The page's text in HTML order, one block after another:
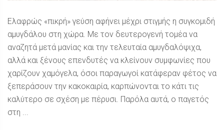
Ελαφρώς «πικρή» γεύση αφήνει μέχρι στιγμής η συγκομιδή
αμυγδάλου στη χώρα. Με τον δευτερογενή τομέα να
αναζητά μετά μανίας και την τελευταία αμυγδαλόψιχα,
αλλά και ξένους επενδυτές να κλείνουν συμφωνίες που
χαρίζουν χαμόγελα, όσοι παραγωγοί κατάφεραν φέτος να
ξεπεράσουν την κακοκαιρία, καρπώνονται το κάτι τις
καλύτερο σε σχέση με πέρυσι. Παρόλα αυτά, ο παγετός
στη ...